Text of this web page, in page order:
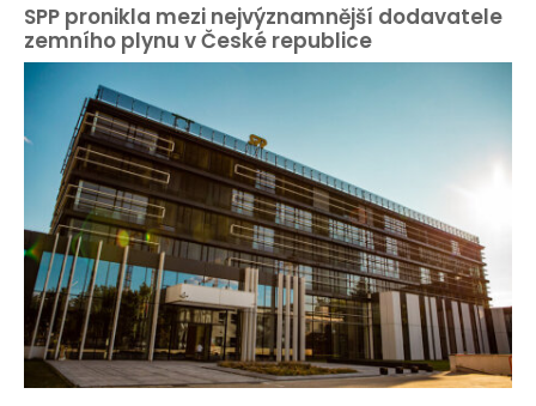
SPP pronikla mezi nejvýznamnější dodavatele
zemního plynu v České republice